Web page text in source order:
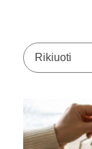
Rikiuoti